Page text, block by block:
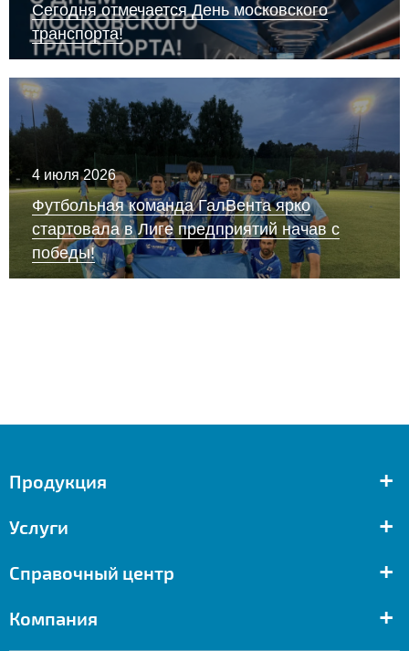
Сегодня отмечается День московского
транспорта!
4 июля 2026
Футбольная команда ГалВента ярко
стартовала в Лиге предприятий начав с
победы!
Продукция +
Услуги +
Справочный центр +
Компания +